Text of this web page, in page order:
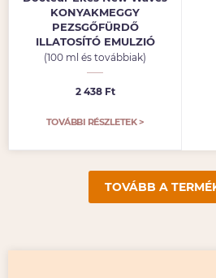
KONYAKMEGGY
PEZSGŐFÜRDŐ
ILLATOSÍTÓ EMULZIÓ
(100 ml és továbbiak)
2 438 Ft
TOVÁBBI RÉSZLETEK >
TOVÁBB A